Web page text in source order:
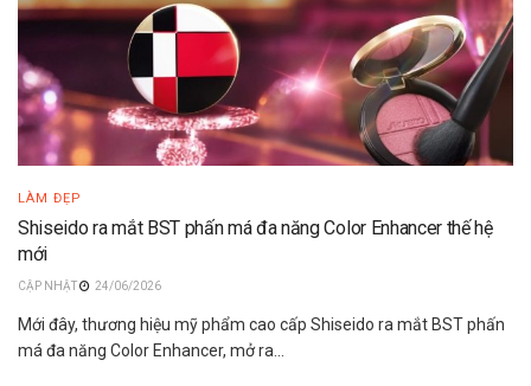
LÀM ĐẸP
Shiseido ra mắt BST phấn má đa năng Color Enhancer thế hệ
mới
24/06/2026
Mới đây, thương hiệu mỹ phẩm cao cấp Shiseido ra mắt BST phấn
má đa năng Color Enhancer, mở ra...